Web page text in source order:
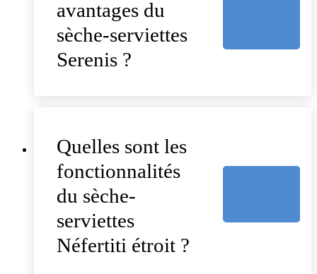
avantages du
sèche-serviettes
Serenis ?
Quelles sont les
fonctionnalités
du sèche-
serviettes
Néfertiti étroit ?